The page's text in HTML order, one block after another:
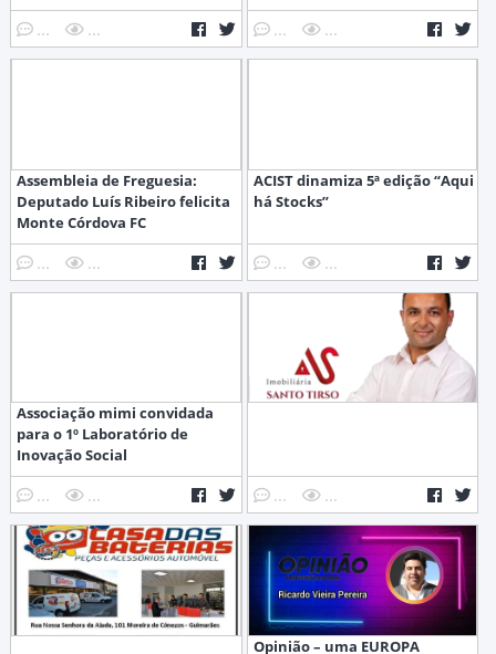
... ... ... ...
Assembleia de Freguesia:
Deputado Luís Ribeiro felicita
Monte Córdova FC
... ...
ACIST dinamiza 5ª edição “Aqui
há Stocks”
... ...
Associação mimi convidada
para o 1º Laboratório de
Inovação Social
... ... ... ...
Opinião – uma EUROPA